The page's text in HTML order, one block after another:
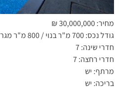
מחיר: 30,000,000 ₪
גודל נכס: 700 מ"ר בנוי / 800 מ"ר מגרש
חדרי שינה: 7
חדרי רחצה: 7
מרתף: יש
בריכה: יש